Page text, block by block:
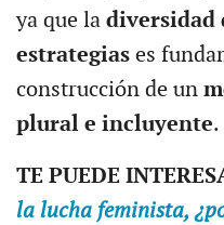
ya que ladiversidad
estrategiases
construcción de un
plural e incluyente.
TE PUEDE
la lucha feminista,